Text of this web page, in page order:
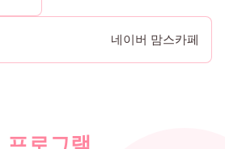
네이버 맘스카페